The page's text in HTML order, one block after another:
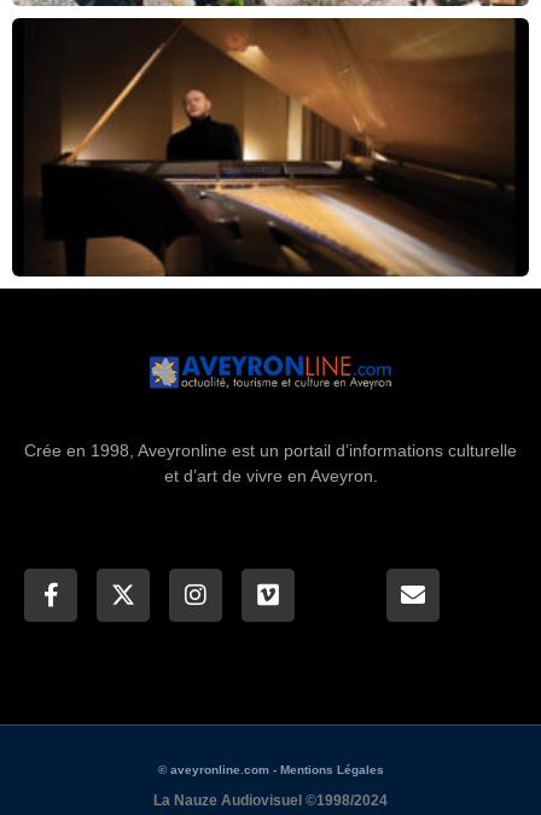
Crée en 1998, Aveyronline est un portail d’informations culturelle
et d’art de vivre en Aveyron.
© aveyronline.com - Mentions Légales
La Nauze Audiovisuel ©1998/2024